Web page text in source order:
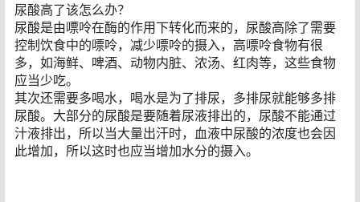
尿酸高了该怎么办？
尿酸是由嘌呤在酶的作用下转化而来的，尿酸高除了需要
控制饮食中的嘌呤，减少嘌呤的摄入，高嘌呤食物有很
多，如海鲜、啤酒、动物内脏、浓汤、红肉等，这些食物
应当少吃。
其次还需要多喝水，喝水是为了排尿，多排尿就能够多排
尿酸。大部分的尿酸是要随着尿液排出的，尿酸不能通过
汁液排出，所以当大量出汗时，血液中尿酸的浓度也会因
此增加，所以这时也应当增加水分的摄入。